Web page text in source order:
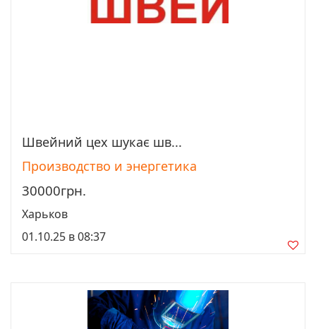
Просмотреть
Швейний цех шукає шв...
Производство и энергетика
30000грн.
Харьков
01.10.25 в 08:37